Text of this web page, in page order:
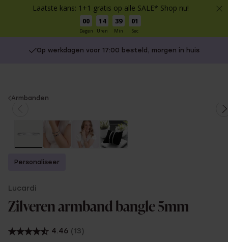
Laatste kans: 1+1 gratis op alle SALE* Shop nu!
00
Dagen
14
Uren
39
Min
01
Sec
Op werkdagen voor 17:00 besteld, morgen in huis
You
Armbanden
Personaliseer
Lucardi
Zilveren armband bangle 5mm
4.46 (13)